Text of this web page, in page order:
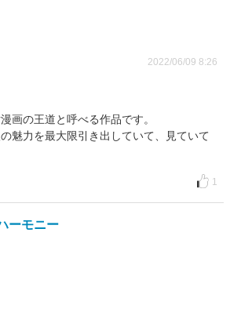
2022/06/09 8:26
画の王道と呼べる作品です。
魅力を最大限引き出していて、見ていて
1
ーモニー